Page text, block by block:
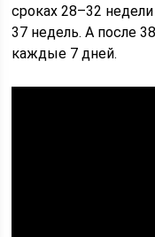
сроках 28–32
37 недель. А после
каждые 7 дней.